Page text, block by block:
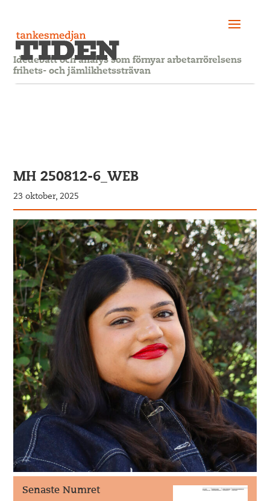
Idédebatt och analys som förnyar arbetarrörelsens
frihets- och jämlikhetssträvan
MH 250812-6_WEB
23 oktober, 2025
Senaste Numret